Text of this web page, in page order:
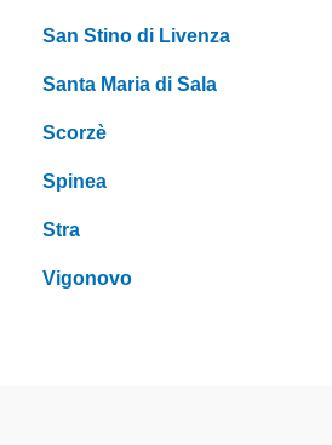
San Stino di Livenza
Santa Maria di Sala
Scorzè
Spinea
Stra
Vigonovo